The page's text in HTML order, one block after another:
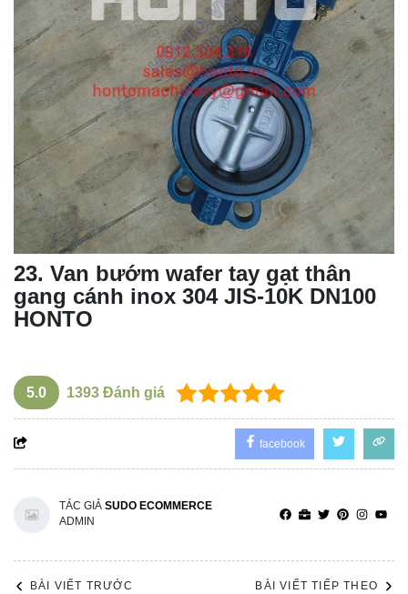
23. Van bướm wafer tay gạt thân
gang cánh inox 304 JIS-10K DN100
HONTO
5.0 1393 Đánh giá
facebook
TÁC GIẢ SUDO ECOMMERCE
ADMIN
BÀI VIẾT TRƯỚC BÀI VIẾT TIẾP THEO